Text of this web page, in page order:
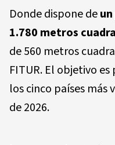
Donde dispone de
1.780 metros
de 560 metros
FITUR. El objetivo
los cinco países más
de 2026.